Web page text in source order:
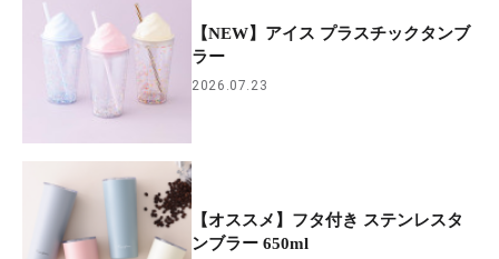
【NEW】アイス プラスチックタンブ
ラー
2026.07.23
【オススメ】フタ付き ステンレスタ
ンブラー 650ml